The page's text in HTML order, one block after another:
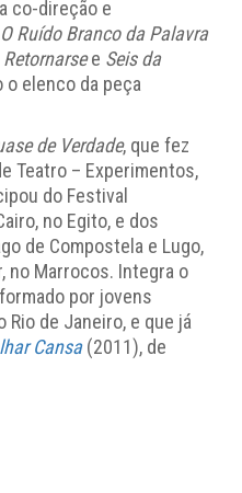
co-direção e
O Ruído Branco da Palavra
Retornarsee Seis da
o elenco da peça
de Verdade, que fez
Teatro – Experimentos,
do Festival
no Egito, e dos
de Compostela e Lugo,
no Marrocos. Integra o
por jovens
Rio de Janeiro, e que já
Cansa(2011), de